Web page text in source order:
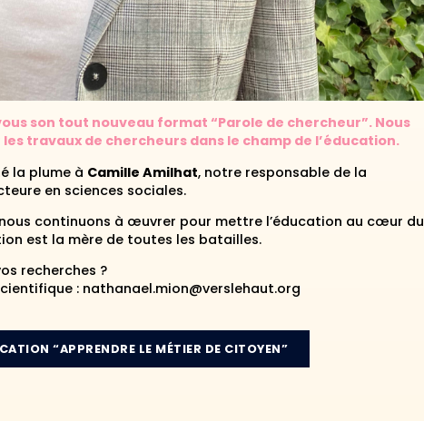
son tout nouveau format “Parole de chercheur”. Nous
travaux de chercheurs dans le champ de l’éducation.
la plume à Camille Amilhat, notre responsable de la
en sciences sociales.
continuons à œuvrer pour mettre l’éducation au cœur du
est la mère de toutes les batailles.
recherches ?
: nathanael.mion@verslehaut.org
“APPRENDRE LE MÉTIER DE CITOYEN”